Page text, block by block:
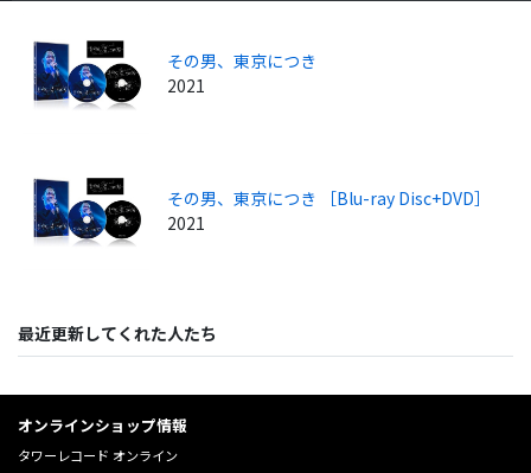
その男、東京につき
2021
その男、東京につき ［Blu-ray Disc+DVD］
2021
最近更新してくれた人たち
オンラインショップ情報
タワーレコード オンライン